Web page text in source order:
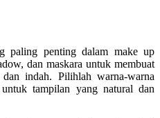
paling penting dalam make up
dan maskara untuk membuat
indah. Pilihlah warna-warna
tampilan yang natural dan